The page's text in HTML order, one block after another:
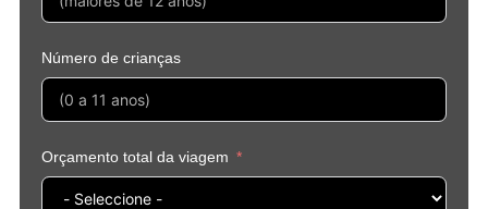
Número de crianças
Orçamento total da viagem